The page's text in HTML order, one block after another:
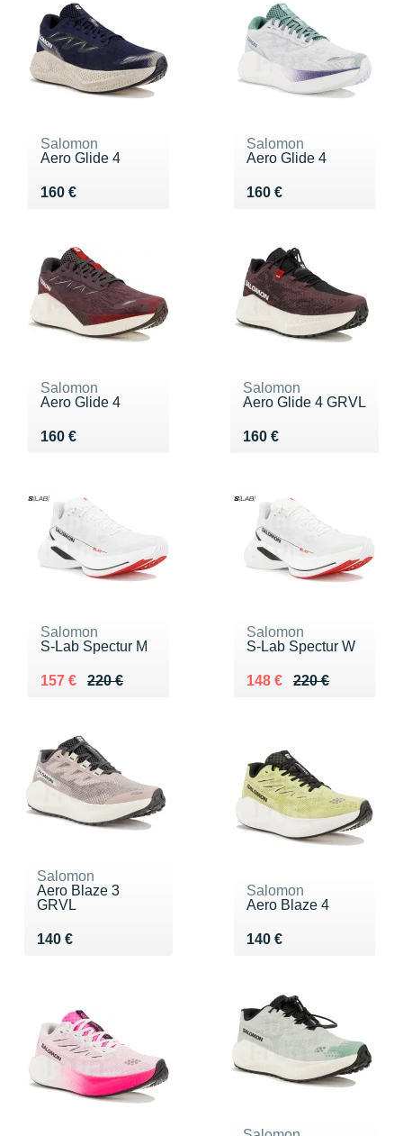
Salomon
Aero Glide 4
160 €
Vendu 160 €
Salomon
Aero Glide 4
160 €
Vendu 160 €
Salomon
Aero Glide 4
160 €
Vendu 160 €
Salomon
Aero Glide 4 GRVL
160 €
Vendu 160 €
Salomon
S-Lab Spectur M
220 €
Au lieu de 220 €
157 €
Vendu 157 €
Salomon
S-Lab Spectur W
220 €
Au lieu de 220 €
148 €
Vendu 148 €
Salomon
Aero Blaze 3
GRVL
140 €
Vendu 140 €
Salomon
Aero Blaze 4
140 €
Vendu 140 €